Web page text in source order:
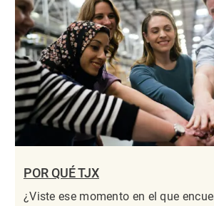
POR QUÉ TJX
¿Viste ese momento en el que